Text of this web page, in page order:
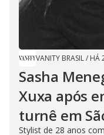
VANITY BRASIL/ HÁ
Sasha
Xuxa após
turnê em
Stylist de 28 anos